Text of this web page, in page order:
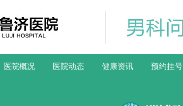
医院概况 医院动态 健康资讯 预约挂号